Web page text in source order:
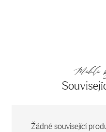
Mohlo
Žádné související